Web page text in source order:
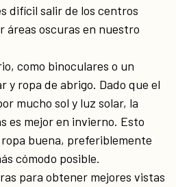
difícil salir de los centros
áreas oscuras en nuestro
como binoculares o un
y ropa de abrigo. Dado que el
mucho sol y luz solar, la
es mejor en invierno. Esto
buena, preferiblemente
cómodo posible.
para obtener mejores vistas